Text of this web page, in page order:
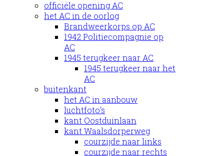
officiële opening AC
het AC in de oorlog
Brandweerkorps op AC
1942 Politiecompagnie op
AC
1945 terugkeer naar AC
1945 terugkeer naar het
AC
buitenkant
het AC in aanbouw
luchtfoto's
kant Oostduinlaan
kant Waalsdorperweg
courzijde naar links
courzijde naar rechts